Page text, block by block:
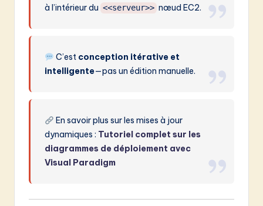
à l’intérieur du <<serveur>> nœud EC2.
C’est conception itérative et
intelligente—pas un édition manuelle.
En savoir plus sur les mises à jour
dynamiques : Tutoriel complet sur les
diagrammes de déploiement avec
Visual Paradigm